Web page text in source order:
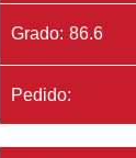
Grado: 86.6
Pedido: